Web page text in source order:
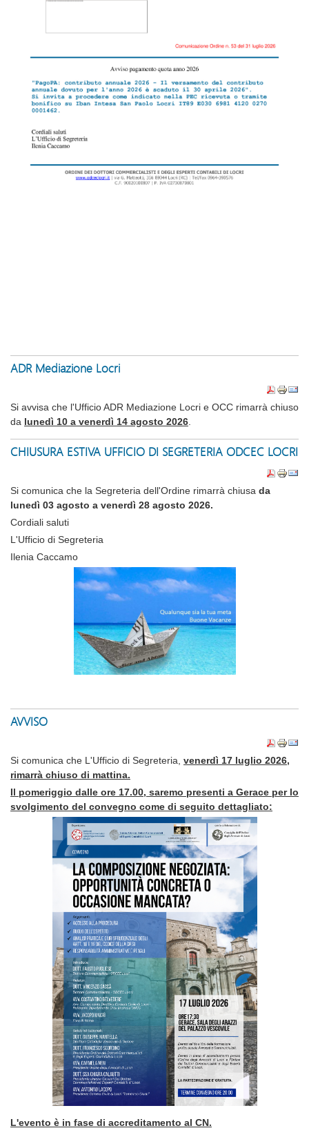
ADR Mediazione Locri
Si avvisa che l'Ufficio ADR Mediazione Locri e OCC rimarrà chiuso
da lunedì 10 a venerdì 14 agosto 2026
CHIUSURA ESTIVA UFFICIO DI SEGRETERIA ODCEC LOCRI
Si comunica che la Segreteria dell'Ordine rimarrà chiusa da
lunedì 03 agosto a venerdì 28 agosto 2026.
Cordiali saluti
L'Ufficio di Segreteria
Ilenia Caccamo
AVVISO
Si comunica che L'Ufficio di Segreteria, venerdì 17 luglio 2026,
rimarrà chiuso di mattina.
Il pomeriggio dalle ore 17.00, saremo presenti a Gerace per lo
svolgimento del convegno come di seguito dettagliato:
L'evento è in fase di accreditamento al CN.